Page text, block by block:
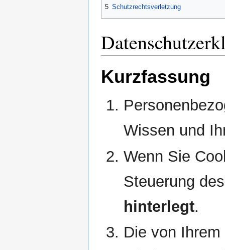
5 Schutzrechtsverletzung
Kurzfassung
Wissen und
Wenn Sie
Steuerung
hinterlegt.
Die von